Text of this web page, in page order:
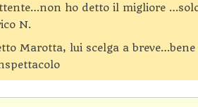
ho detto il migliore
N.
Marotta, lui scelga a